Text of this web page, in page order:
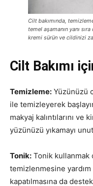
Cilt bakımında,
temel aşamanın yanı
kremi sürün ve cildinizi
Cilt Bakımı
Temizleme: Yüzünüzü
ile temizleyerek
makyaj kalıntılarını
yüzünüzü yıkamayı
Tonik: Tonik kullanmak
temizlenmesine
kapatılmasına da